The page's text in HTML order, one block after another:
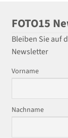
FOTO15
Bleiben Sie auf
Newsletter
Vorname
Nachname